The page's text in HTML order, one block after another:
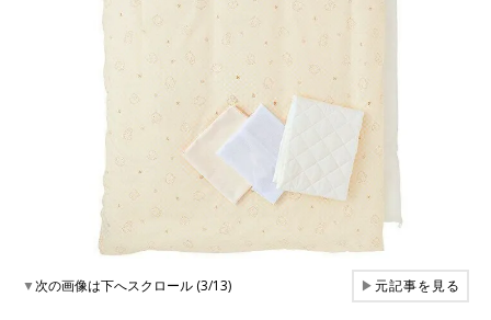
▼次の画像は下へスクロール (3/13) ▶元記事を見る